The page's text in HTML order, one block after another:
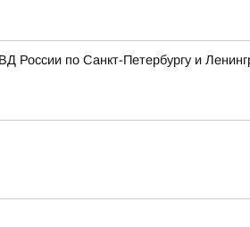
по Санкт-Петербургу и